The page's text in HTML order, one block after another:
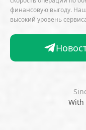
Bloomberg
Börse Stuttgart
Chainalysis
финансовую выгоду.
высокий уровень
With